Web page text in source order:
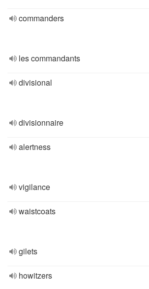
commanders
les commandants
divisional
divisionnaire
alertness
vigilance
waistcoats
gilets
howitzers